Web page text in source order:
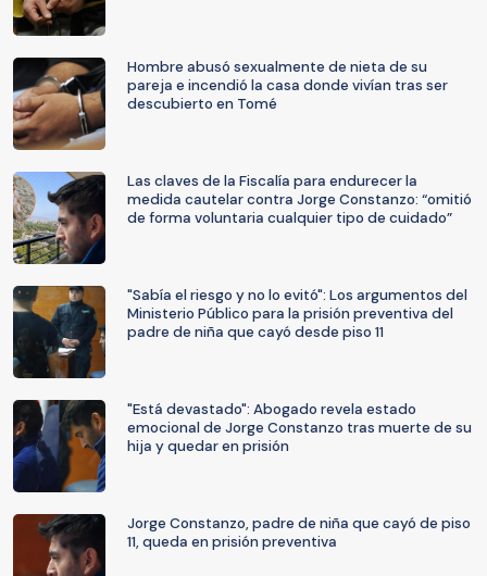
Hombre abusó sexualmente de nieta de su
pareja e incendió la casa donde vivían tras ser
descubierto en Tomé
Las claves de la Fiscalía para endurecer la
medida cautelar contra Jorge Constanzo: “omitió
de forma voluntaria cualquier tipo de cuidado”
"Sabía el riesgo y no lo evitó": Los argumentos del
Ministerio Público para la prisión preventiva del
padre de niña que cayó desde piso 11
"Está devastado": Abogado revela estado
emocional de Jorge Constanzo tras muerte de su
hija y quedar en prisión
Jorge Constanzo, padre de niña que cayó de piso
11, queda en prisión preventiva